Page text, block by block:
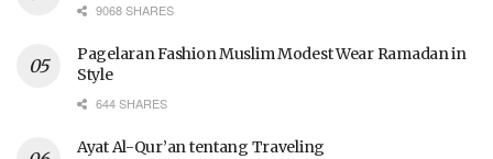
9068 SHARES
Pagelaran Fashion Muslim Modest Wear Ramadan in
Style
644 SHARES
Ayat Al-Qur’an tentang Traveling